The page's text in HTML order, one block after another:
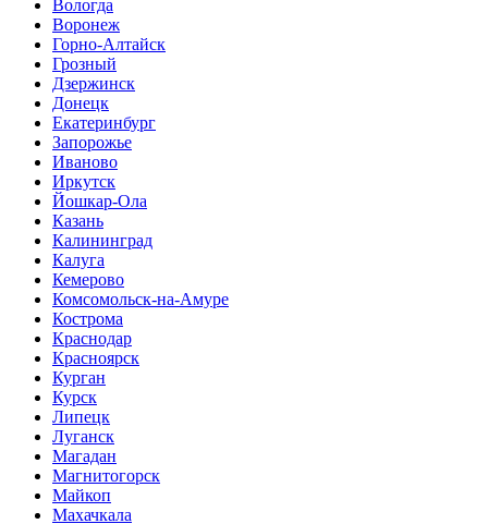
Вологда
Воронеж
Горно-Алтайск
Грозный
Дзержинск
Донецк
Екатеринбург
Запорожье
Иваново
Иркутск
Йошкар-Ола
Казань
Калининград
Калуга
Кемерово
Комсомольск-на-Амуре
Кострома
Краснодар
Красноярск
Курган
Курск
Липецк
Луганск
Магадан
Магнитогорск
Майкоп
Махачкала